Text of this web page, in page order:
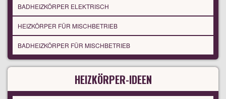
BADHEIZKÖRPER ELEKTRISCH
HEIZKÖRPER FÜR MISCHBETRIEB
BADHEIZKÖRPER FÜR MISCHBETRIEB
HEIZKÖRPER-IDEEN